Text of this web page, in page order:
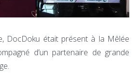
DocDoku était présent à la Mêlée
d’un partenaire de grande